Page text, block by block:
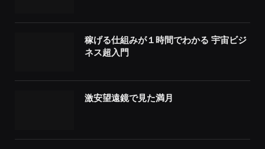
稼げる仕組みが１時間でわかる 宇宙ビジ
ネス超入門
激安望遠鏡で見た満月